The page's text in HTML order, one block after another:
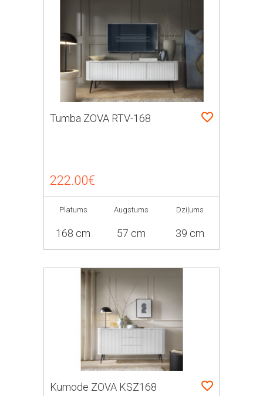
Tumba ZOVA RTV-168
222.00€
Platums
168 cm
Augstums
57 cm
Dziļums
39 cm
Kumode ZOVA KSZ168